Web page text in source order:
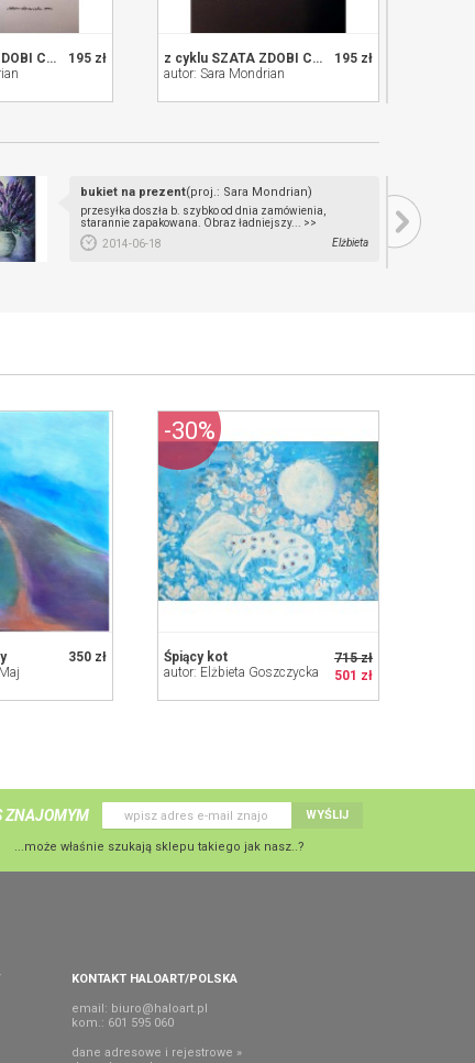
195 zł
z cyklu SZATA ZDOBI CZŁOWIEKA
195 zł
z cyklu SZATA ZDOBI CZŁOWIEKA
autor: Sara Mondrian
bukiet na prezent(proj.: Sara Mondrian)
przesyłka doszła b. szybko od dnia zamówienia,
starannie zapakowana. Obraz ładniejszy... >>
2014-06-18
Elżbieta
350 zł
715 zł
501 zł
Śpiący kot
autor: Elżbieta Goszczycka
-30%
ZNAJOMYM WYŚLIJ
...może właśnie szukają sklepu takiego jak nasz..?
KONTAKT HALOART/POLSKA
email: biuro@haloart.pl
kom.: 601 595 060
dane adresowe i rejestrowe »